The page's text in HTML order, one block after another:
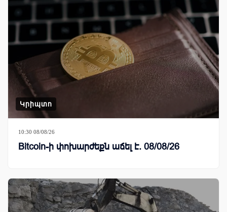
Կրիպտո
10:30 08/08/26
Bitcoin-ի փոխարժեքն աճել է. 08/08/26